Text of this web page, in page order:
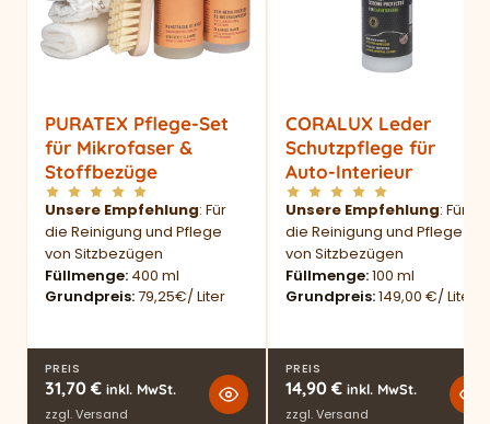
PURATEX Pflege-Set
für Mikrofaser &
Stoffbezüge
Unsere Empfehlung: Für
die Reinigung und Pflege
von Sitzbezügen
Füllmenge 400 ml
Grundpreis 79,25€/ Liter
PREIS
31,70 € inkl. MwSt.
zzgl.Versand
CORALUX Leder
Schutzpflege für
Auto-Interieur
Unsere Empfehlung: Für
die Reinigung und Pflege
von Sitzbezügen
Füllmenge 100 ml
Grundpreis 149,00 €/ Liter
PREIS
14,90 € inkl. MwSt.
zzgl.Versand